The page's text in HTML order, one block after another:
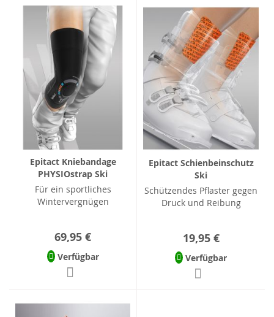
Epitact Kniebandage
PHYSIOstrap Ski
Für ein sportliches
Wintervergnügen
69,95 €
Verfügbar
Epitact Schienbeinschutz
Ski
Schützendes Pflaster gegen
Druck und Reibung
19,95 €
Verfügbar